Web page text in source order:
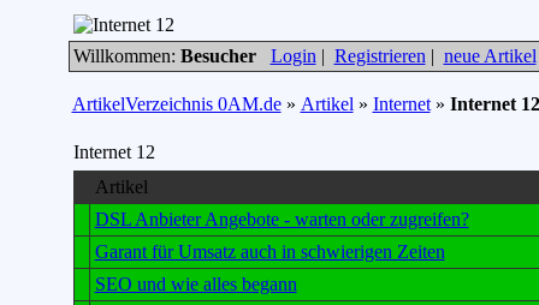
Willkommen: Besucher Login | Registrieren | neue Artikel
ArtikelVerzeichnis 0AM.de» Artikel » Internet» Internet 12
Internet 12
Artikel
DSL Anbieter Angebote - warten oder zugreifen?
Garant für Umsatz auch in schwierigen Zeiten
SEO und wie alles begann